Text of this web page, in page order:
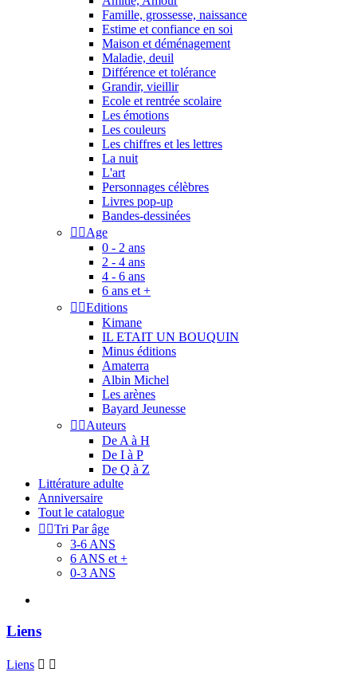
Famille, grossesse, naissance
Estime et confiance en soi
Maison et déménagement
Maladie, deuil
Différence et tolérance
Grandir, vieillir
Ecole et rentrée scolaire
Les émotions
Les couleurs
Les chiffres et les lettres
La nuit
L'art
Personnages célèbres
Livres pop-up
Bandes-dessinées
 Age
0 - 2 ans
2 - 4 ans
4 - 6 ans
6 ans et +
 Editions
Kimane
IL ETAIT UN BOUQUIN
Minus éditions
Amaterra
Albin Michel
Les arènes
Bayard Jeunesse
 Auteurs
De A à H
De I à P
De Q à Z
Littérature adulte
Anniversaire
Tout le catalogue
 Tri Par âge
3-6 ANS
6 ANS et +
0-3 ANS
Liens
Liens  